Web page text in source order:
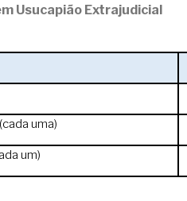
Usucapião Extrajudicial
uma)
um)